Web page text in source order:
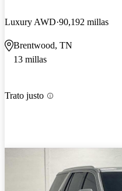
Luxury AWD 90,192 millas
Brentwood, TN
13 millas
Trato justo